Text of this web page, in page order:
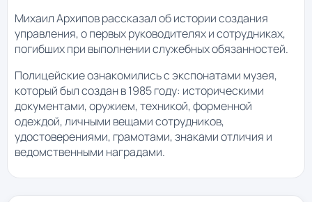
Михаил Архипов рассказал об истории создания
управления, о первых руководителях и сотрудниках,
погибших при выполнении служебных обязанностей.
Полицейские ознакомились с экспонатами музея,
который был создан в 1985 году: историческими
документами, оружием, техникой, форменной
одеждой, личными вещами сотрудников,
удостоверениями, грамотами, знаками отличия и
ведомственными наградами.